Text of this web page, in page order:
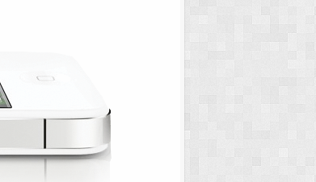
Поправка
сервиз за настолни и
MacPro, MacBook Pro,
екрани (дисплеи),